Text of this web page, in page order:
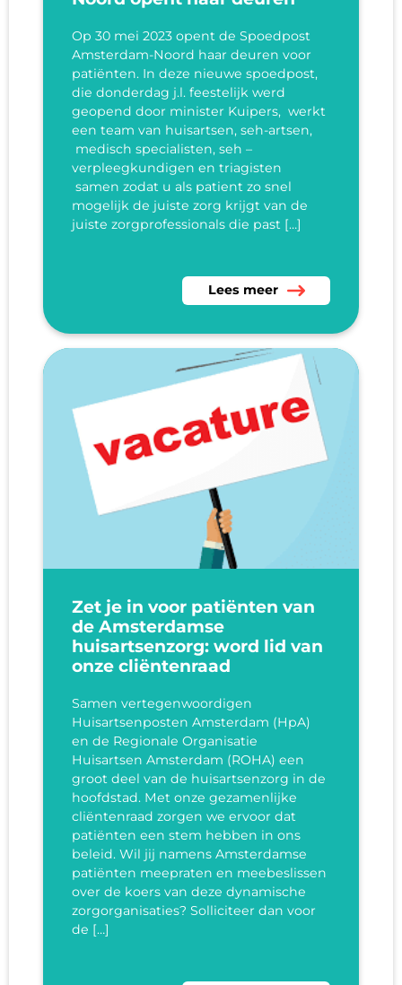
Op 30 mei 2023 opent de Spoedpost
Amsterdam-Noord haar deuren voor
patiënten. In deze nieuwe spoedpost,
die donderdag j.l. feestelijk werd
geopend door minister Kuipers, werkt
een team van huisartsen, seh-artsen,
medisch specialisten, seh –
verpleegkundigen en triagisten
samen zodat u als patient zo snel
mogelijk de juiste zorg krijgt van de
juiste zorgprofessionals die past […]
Lees meer over Spoedpost
Lees meer
Zet je in voor patiënten van
de Amsterdamse
huisartsenzorg: word lid van
onze cliëntenraad
Samen vertegenwoordigen
Huisartsenposten Amsterdam (HpA)
en de Regionale Organisatie
Huisartsen Amsterdam (ROHA) een
groot deel van de huisartsenzorg in de
hoofdstad. Met onze gezamenlijke
cliëntenraad zorgen we ervoor dat
patiënten een stem hebben in ons
beleid. Wil jij namens Amsterdamse
patiënten meepraten en meebeslissen
over de koers van deze dynamische
zorgorganisaties? Solliciteer dan voor
de […]